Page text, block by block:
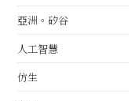
亞洲。矽谷
人工智慧
仿生